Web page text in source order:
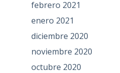
febrero 2021
enero 2021
diciembre 2020
noviembre 2020
octubre 2020